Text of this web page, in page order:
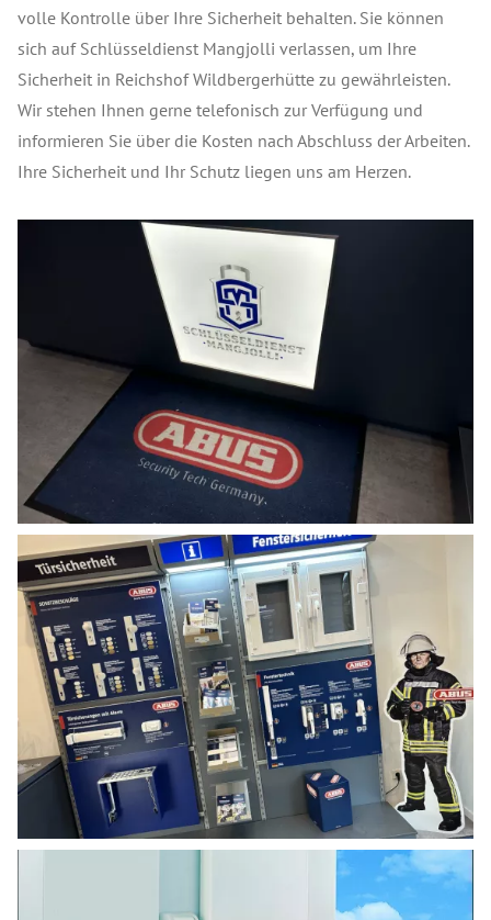
volle Kontrolle über Ihre Sicherheit behalten. Sie können
sich auf Schlüsseldienst Mangjolli verlassen, um Ihre
Sicherheit in Reichshof Wildbergerhütte zu gewährleisten.
Wir stehen Ihnen gerne telefonisch zur Verfügung und
informieren Sie über die Kosten nach Abschluss der Arbeiten.
Ihre Sicherheit und Ihr Schutz liegen uns am Herzen.